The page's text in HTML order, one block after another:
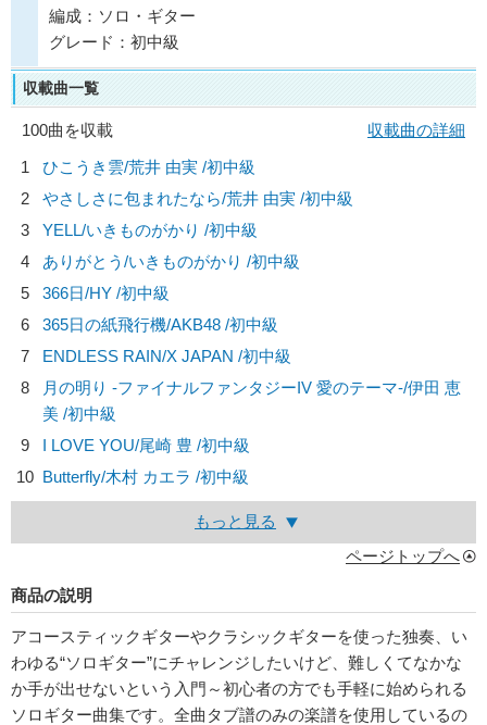
編成：ソロ・ギター
グレード：初中級
収載曲一覧
100曲を収載
収載曲の詳細
1
ひこうき雲/荒井 由実 /初中級
2
やさしさに包まれたなら/荒井 由実 /初中級
3
YELL/いきものがかり /初中級
4
ありがとう/いきものがかり /初中級
5
366日/HY /初中級
6
365日の紙飛行機/AKB48 /初中級
7
ENDLESS RAIN/X JAPAN /初中級
8
月の明り -ファイナルファンタジーIV 愛のテーマ-/伊田 恵
美 /初中級
9
I LOVE YOU/尾崎 豊 /初中級
10 Butterfly/木村 カエラ /初中級
もっと見る
ページトップへ
商品の説明
アコースティックギターやクラシックギターを使った独奏、い
わゆる“ソロギター”にチャレンジしたいけど、難しくてなかな
か手が出せないという入門～初心者の方でも手軽に始められる
ソロギター曲集です。全曲タブ譜のみの楽譜を使用しているの